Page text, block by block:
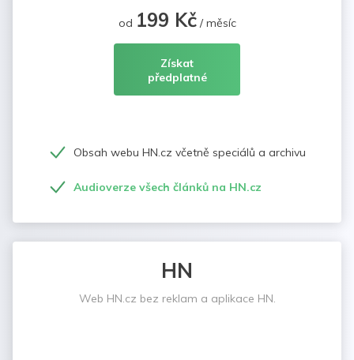
od 199 Kč/ měsíc
Získat
předplatné
Obsah webu HN.cz včetně speciálů a archivu
Audioverze všech článků na HN.cz
HN
Web HN.cz bez reklam a aplikace HN.